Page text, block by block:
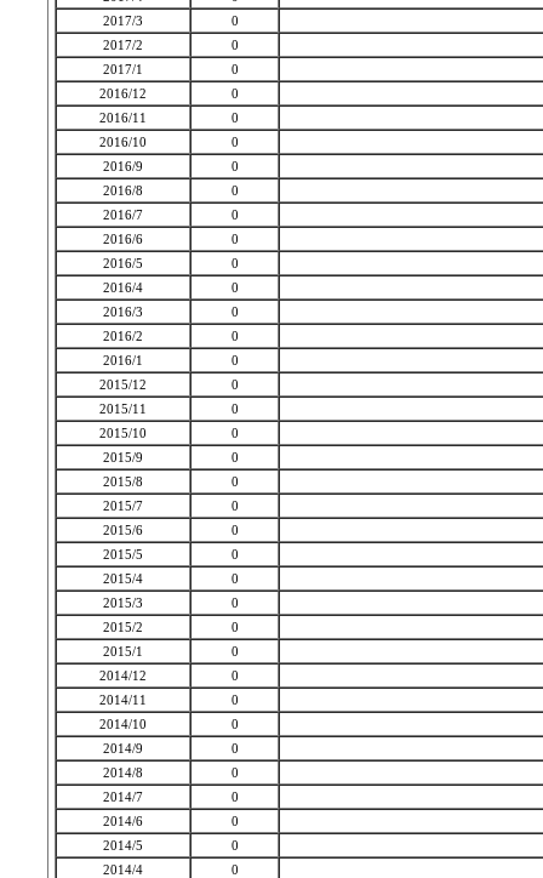
2017/3
0
2017/2
0
2017/1
0
2016/12
0
2016/11
0
2016/10
0
2016/9
0
2016/8
0
2016/7
0
2016/6
0
2016/5
0
2016/4
0
2016/3
0
2016/2
0
2016/1
0
2015/12
0
2015/11
0
2015/10
0
2015/9
0
2015/8
0
2015/7
0
2015/6
0
2015/5
0
2015/4
0
2015/3
0
2015/2
0
2015/1
0
2014/12
0
2014/11
0
2014/10
0
2014/9
0
2014/8
0
2014/7
0
2014/6
0
2014/5
0
2014/4
0